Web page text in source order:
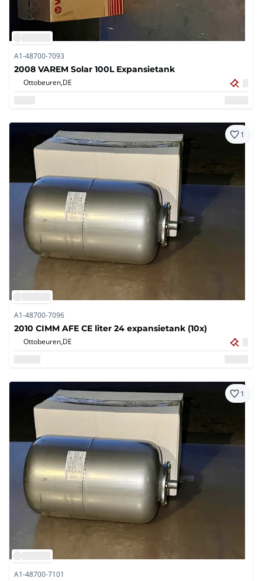
A1-48700-7093
2008 VAREM Solar 100L Expansietank
Ottobeuren,DE
1
A1-48700-7096
2010 CIMM AFE CE liter 24 expansietank (10x)
Ottobeuren,DE
1
A1-48700-7101